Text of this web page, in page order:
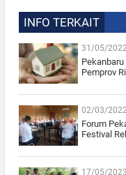
INFO TERKAIT
31/05/
Pemprov
02/03/
Forum
Festival
17/05/